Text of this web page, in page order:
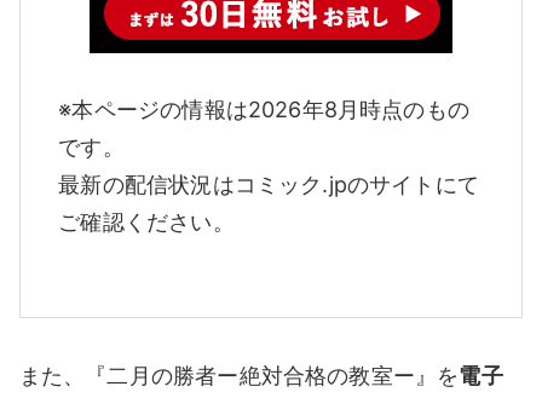
※本ページの情報は2026年8月時点のもの
です。
最新の配信状況はコミック.jpのサイトにて
ご確認ください。
また、『二月の勝者ー絶対合格の教室ー』を電子